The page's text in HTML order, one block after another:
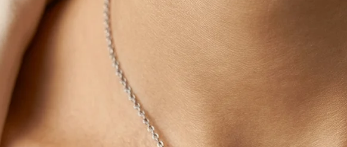
4,5 (basert på +15 000 anmeldelser)
Gavene våre inspirerer. Kundene gir oss 4,5 på Google Reviews.
Gratis kort med hilsen
Lag noe unikt med bare noen få steg - med hennes navn, et bilde av dere eller